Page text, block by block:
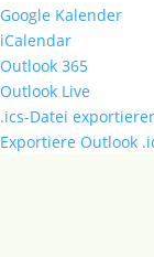
Google Kalender
iCalendar
Outlook 365
Outlook Live
.ics-Datei
Exportiere Outlook